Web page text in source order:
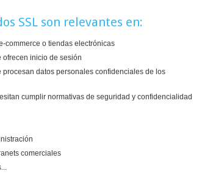
SSL son relevantes en:
commerce o tiendas electrónicas
ofrecen inicio de sesión
procesan datos personales confidenciales de los
cumplir normativas de seguridad y confidencialidad
comerciales